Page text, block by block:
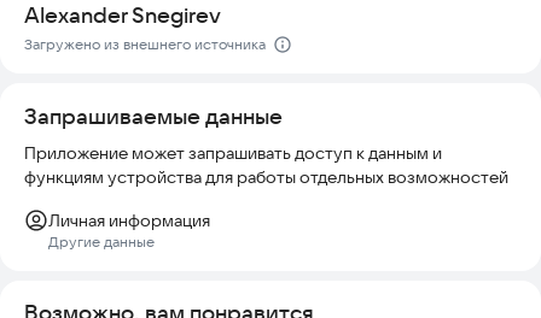
Alexander Snegirev
Загружено из внешнего источника
Запрашиваемые данные
Приложение может запрашивать доступ к данным и
функциям устройства для работы отдельных возможностей
Личная информация
Другие данные